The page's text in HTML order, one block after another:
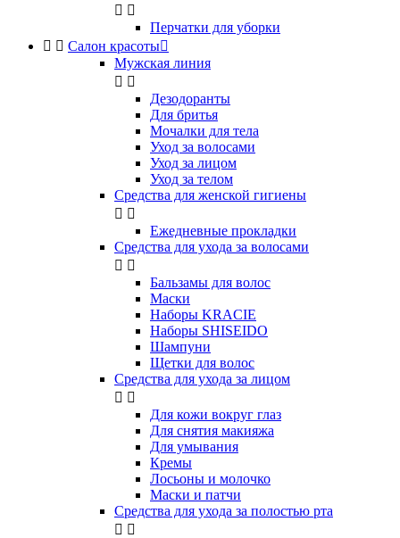
 
Перчатки для уборки
  Салон красоты
Мужская линия
 
Дезодоранты
Для бритья
Мочалки для тела
Уход за волосами
Уход за лицом
Уход за телом
Средства для женской гигиены
 
Ежедневные прокладки
Средства для ухода за волосами
 
Бальзамы для волос
Маски
Наборы KRACIE
Наборы SHISEIDO
Шампуни
Щетки для волос
Средства для ухода за лицом
 
Для кожи вокруг глаз
Для снятия макияжа
Для умывания
Кремы
Лосьоны и молочко
Маски и патчи
Средства для ухода за полостью рта
 